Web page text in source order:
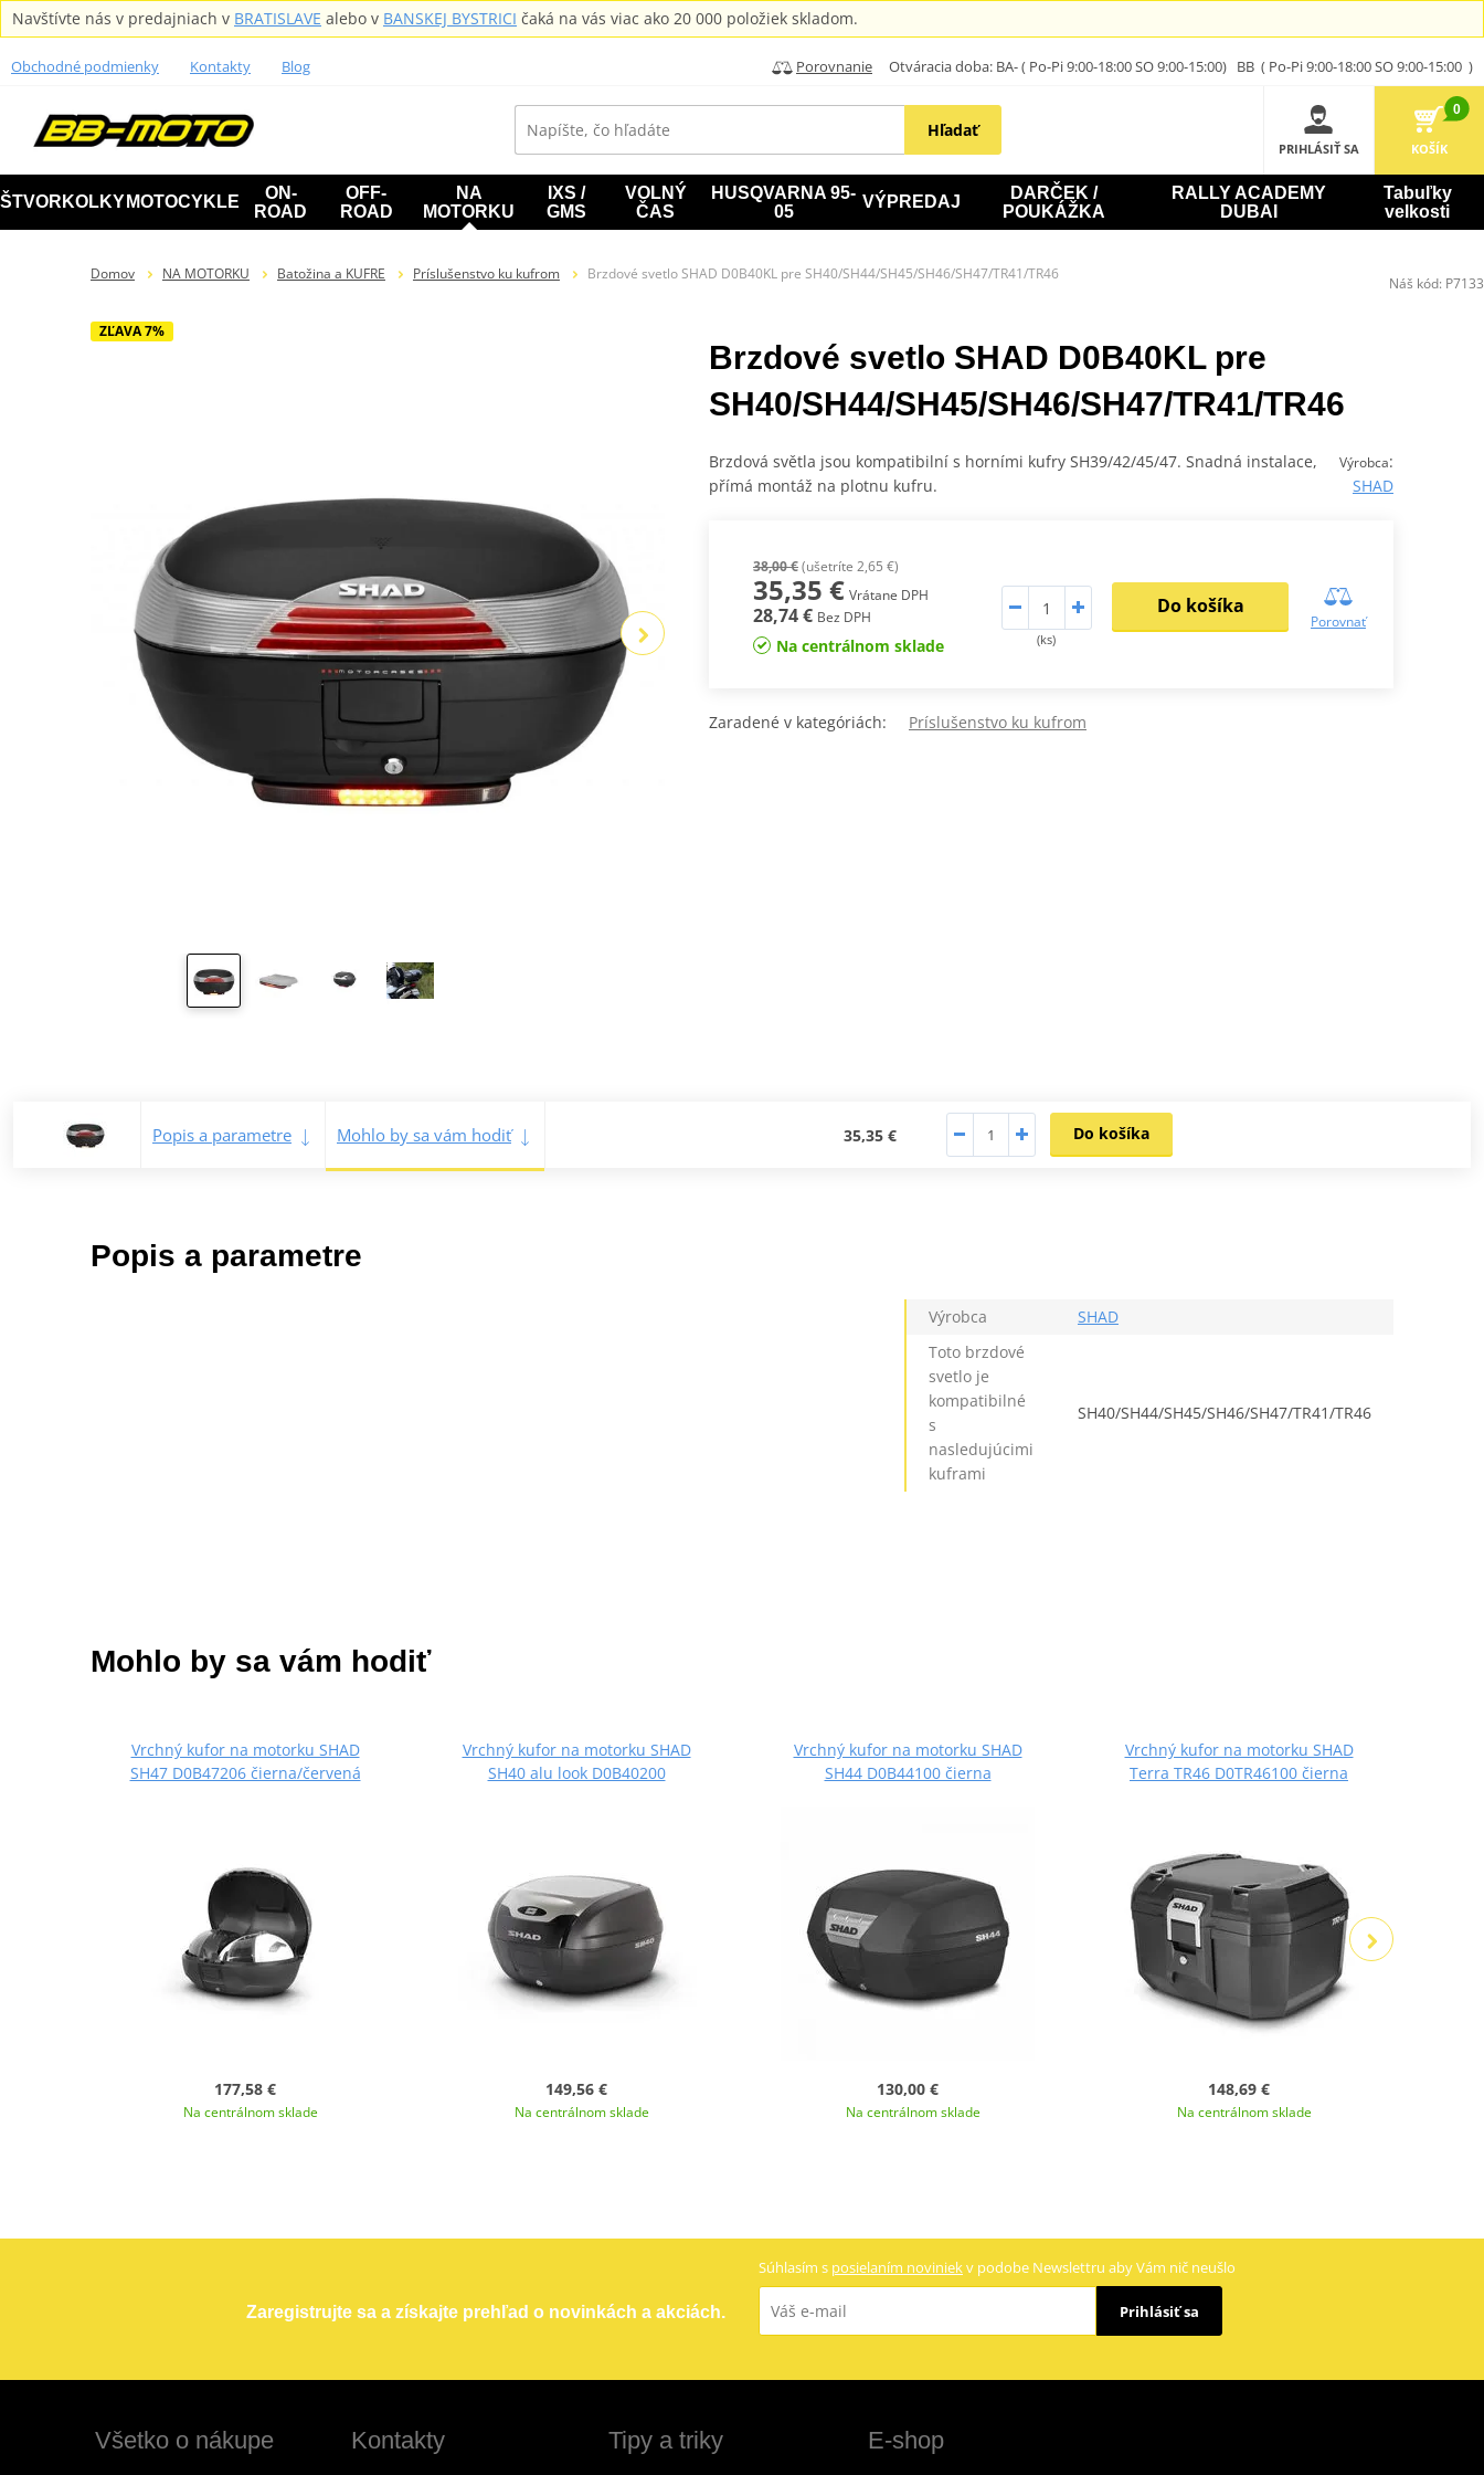
Navštívte nás v predajniach v BRATISLAVE alebo v BANSKEJ BYSTRICI čaká na vás viac ako 20 000 položiek skladom.
Obchodné podmienky Kontakty Blog Porovnanie Otváracia doba: BA- ( Po-Pi 9:00-18:00 SO 9:00-15:00) BB ( Po-Pi 9:00-18:00 SO 9:00-15:00 )
Hľadať
PRIHLÁSIŤ SA
0
KOŠÍK
ŠTVORKOLKY MOTOCYKLE
ON-
ROAD
OFF-
ROAD
NA
MOTORKU
IXS /
GMS
VOLNÝ
ČAS
HUSQVARNA 95-
05
VÝPREDAJ
DARČEK /
POUKÁŽKA
RALLY ACADEMY
DUBAI
Tabuľky
velkosti
Domov NA MOTORKU Batožina a KUFRE Príslušenstvo ku kufrom Brzdové svetlo SHAD D0B40KL pre SH40/SH44/SH45/SH46/SH47/TR41/TR46
ZĽAVA 7%
Brzdové svetlo SHAD D0B40KL pre
SH40/SH44/SH45/SH46/SH47/TR41/TR46
Výrobca:
SHAD
Brzdová světla jsou kompatibilní s horními kufry SH39/42/45/47. Snadná instalace,
přímá montáž na plotnu kufru.
38,00 €(ušetríte 2,65 €)
35,35 € Vrátane DPH
28,74 € Bez DPH
Na centrálnom sklade (ks)
Do košíka
Porovnať
Zaradené v kategóriách: Príslušenstvo ku kufrom
Popis a parametre Mohlo by sa vám hodiť 35,35 € Do košíka
Popis a parametre
Výrobca
SHAD
Toto brzdové
svetlo je
kompatibilné
s
nasledujúcimi
kuframi
SH40/SH44/SH45/SH46/SH47/TR41/TR46
Náš kód: P7133
Mohlo by sa vám hodiť
Vrchný kufor na motorku SHAD
SH47 D0B47206 čierna/červená
177,58 €
Na centrálnom sklade
Vrchný kufor na motorku SHAD
SH40 alu look D0B40200
149,56 €
Na centrálnom sklade
Vrchný kufor na motorku SHAD
SH44 D0B44100 čierna
130,00 €
Na centrálnom sklade
Vrchný kufor na motorku SHAD
Terra TR46 D0TR46100 čierna
148,69 €
Na centrálnom sklade
Zaregistrujte sa a získajte prehľad o novinkách a akciách.
Súhlasím s posielaním noviniekv podobe Newslettru aby Vám nič neušlo
Prihlásiť sa
Všetko o nákupe Kontakty Tipy a triky E-shop